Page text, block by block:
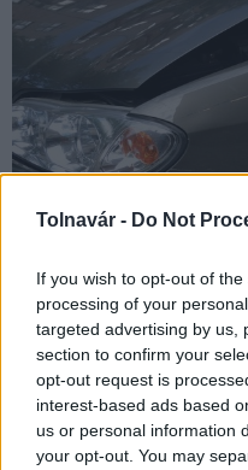
Tolnavár - Do Not
If you wish to opt-out of
processing of your
targeted advertising by us,
section to confirm your
opt-out request is
interest-based ads based
us or personal information
your opt-out. You may
casco biztosítást tavaly, ez
viszonyítva - közölte a
saját adatbázisa alapján.
1